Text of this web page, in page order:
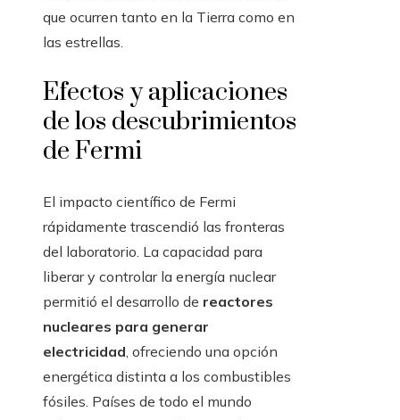
que ocurren tanto en la Tierra como en
las estrellas.
Efectos y aplicaciones
de los descubrimientos
de Fermi
El impacto científico de Fermi
rápidamente trascendió las fronteras
del laboratorio. La capacidad para
liberar y controlar la energía nuclear
permitió el desarrollo de reactores
nucleares para generar
electricidad, ofreciendo una opción
energética distinta a los combustibles
fósiles. Países de todo el mundo